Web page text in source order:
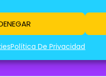
Política De Privacidad